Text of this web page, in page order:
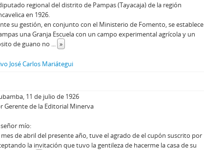
regional del distrito de Pampas (Tayacaja) de la región
en 1926.
su gestión, en conjunto con el Ministerio de Fomento, se establece
una Granja Escuela con un campo experimental agrícola y un
de guano no ... »
José Carlos Mariátegui
11 de julio de 1926
Gerente de la Editorial Minerva
mío:
mes de abril del presente año, tuve el agrado de el cupón suscrito por
la invitación que tuvo la gentileza de hacerme la casa de su